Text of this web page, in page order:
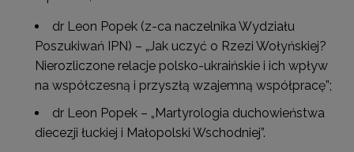
dr Leon Popek (z-ca naczelnika Wydziału
Poszukiwań IPN) – „Jak uczyć o Rzezi Wołyńskiej?
Nierozliczone relacje polsko-ukraińskie i ich wpływ
na współczesną i przyszłą wzajemną współpracę”;
dr Leon Popek – „Martyrologia duchowieństwa
diecezji łuckiej i Małopolski Wschodniej”.